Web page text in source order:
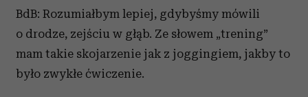
BdB: Rozumiałbym lepiej, gdybyśmy mówili
o drodze, zejściu w głąb. Ze słowem „trening”
mam takie skojarzenie jak z joggingiem, jakby to
było zwykłe ćwiczenie.